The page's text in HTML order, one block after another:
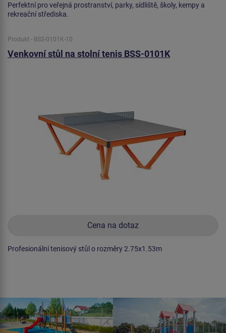
Perfektní pro veřejná prostranství, parky, sídliště, školy, kempy a
rekreační střediska.
Produkt - BSS-0101K-10
Venkovní stůl na stolní tenis BSS-0101K
Cena na dotaz
Profesionální tenisový stůl o rozměry 2.75x1.53m